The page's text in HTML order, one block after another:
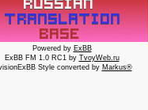
Powered by ExBB
ExBB FM 1.0 RC1 by TvoyWeb.ru
Style converted by Markus®